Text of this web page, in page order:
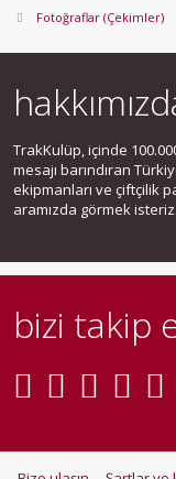
Fotoğraflar (Çekimler)
TrakKulüp, içinde
mesajı barındıran
ekipmanları ve çiftçilik
aramızda görmek isteriz.
bizi takip